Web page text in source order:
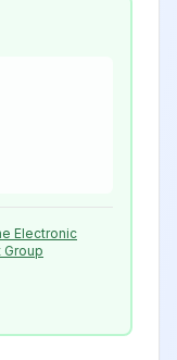
Electronic